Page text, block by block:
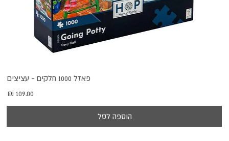
פאזל 1000 חלקים - עציצים
מחיר
הוספה לסל